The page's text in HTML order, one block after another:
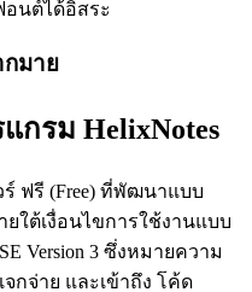
อนต์ได้อิสระ
กมาย
กรม HelixNotes
ร์ ฟรี (Free) ที่พัฒนาแบบ
ยใต้เงื่อนไขการใช้งานแบบ
Version 3 ซึ่งหมายความ
กจ่าย และเข้าถึง โค้ด